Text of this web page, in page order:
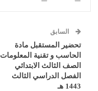
السابق
تحضير المستقبل مادة
الحاسب و تقنية المعلومات
الصف الثالث الابتدائي
الفصل الدراسي الثالث
1443 هـ